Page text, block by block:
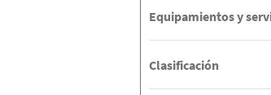
Equipamientos y
Clasificación